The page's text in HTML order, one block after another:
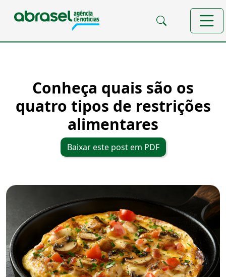
Conheça quais são os
quatro tipos de restrições
alimentares
Baixar este post em PDF